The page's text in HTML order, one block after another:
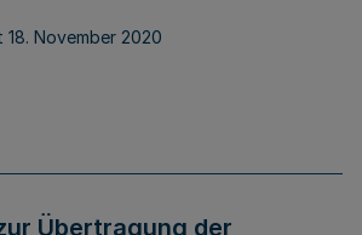
18. November 2020
Übertragung der